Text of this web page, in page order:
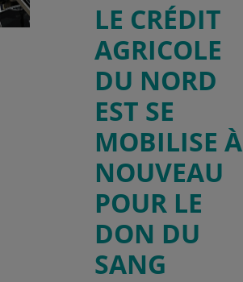
LE CRÉDIT
AGRICOLE
DU NORD
EST SE
MOBILISE À
NOUVEAU
POUR LE
DON DU
SANG